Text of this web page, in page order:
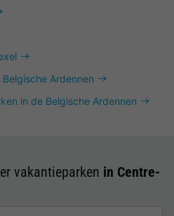
Ardennen
in de Belgische Ardennen
vakantieparken in Centre-